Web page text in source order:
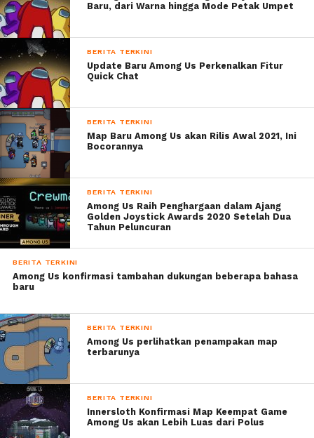
Baru, dari Warna hingga Mode Petak Umpet
BERITA TERKINI
Update Baru Among Us Perkenalkan Fitur
Quick Chat
BERITA TERKINI
Map Baru Among Us akan Rilis Awal 2021, Ini
Bocorannya
BERITA TERKINI
Among Us Raih Penghargaan dalam Ajang
Golden Joystick Awards 2020 Setelah Dua
Tahun Peluncuran
BERITA TERKINI
Among Us konfirmasi tambahan dukungan beberapa bahasa
baru
BERITA TERKINI
Among Us perlihatkan penampakan map
terbarunya
BERITA TERKINI
Innersloth Konfirmasi Map Keempat Game
Among Us akan Lebih Luas dari Polus